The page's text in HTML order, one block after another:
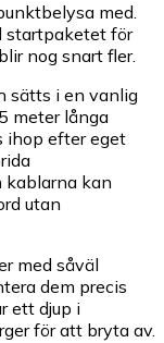
med.
startpaketet för
nog snart fler.
sätts i en vanlig
meter långa
ihop efter eget
kablarna kan
utan
med såväl
dem precis
ett djup i
för att bryta av.